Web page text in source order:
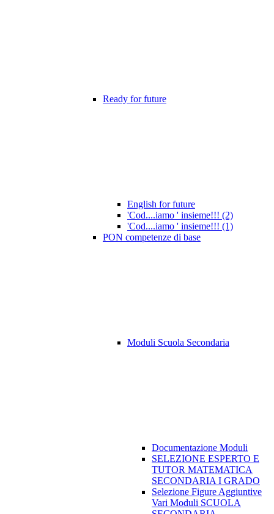
Ready for future
English for future
'Cod....iamo ' insieme!!! (2)
'Cod....iamo ' insieme!!! (1)
PON competenze di base
Moduli Scuola Secondaria
Documentazione Moduli
SELEZIONE ESPERTO E
TUTOR MATEMATICA
SECONDARIA I GRADO
Selezione Figure Aggiuntive
Vari Moduli SCUOLA